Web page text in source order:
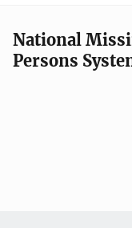
National
Persons